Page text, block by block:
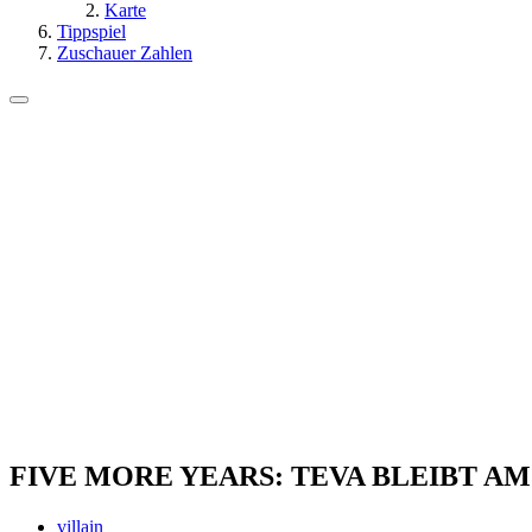
Karte
Tippspiel
Zuschauer Zahlen
FIVE MORE YEARS: TEVA BLEIBT
villain